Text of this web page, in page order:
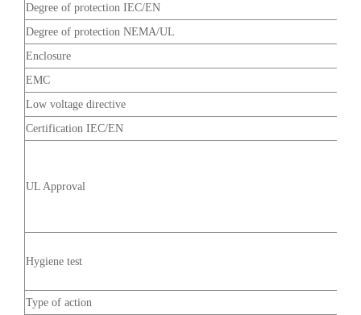
Degree of protection IEC/EN
Degree of protection NEMA/UL
Enclosure
EMC
Low voltage directive
Certification IEC/EN
UL Approval
Hygiene test
Type of action